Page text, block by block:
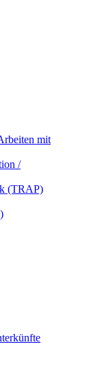
mit
/
(TRAP)